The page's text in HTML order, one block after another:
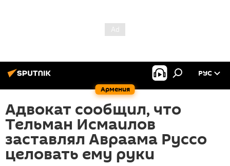
Армения
РУС
Адвокат сообщил, что
Тельман Исмаилов
заставлял Авраама Руссо
целовать ему руки